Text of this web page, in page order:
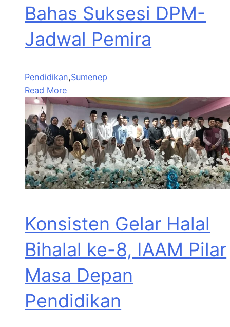
Bahas Suksesi DPM-
Jadwal Pemira
Pendidikan,Sumenep
Read More
Konsisten Gelar Halal
Bihalal ke-8, IAAM Pilar
Masa Depan
Pendidikan